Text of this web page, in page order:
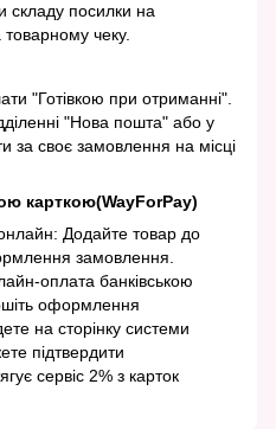
складу посилки на
товарному чеку.
"Готівкою при отриманні".
"Нова пошта" або у
за своє замовлення на місці
карткою(WayForPay)
Додайте товар до
замовлення.
оплата банківською
оформлення
на сторінку системи
підтвердити
сервіс 2% з карток